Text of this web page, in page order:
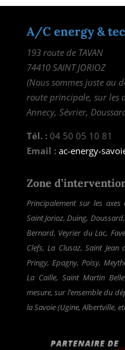
A/C energy &
193 route de TAVAN
74410 SAINT JORIOZ
(Nous sommes juste au
route principale, sur les
Annecy, Sévrier,
Tél. : 04 50 05 10 81
Email : ac-energy-
Zone
Principalement sur les axes
Saint Jorioz, Duing,
Bernard, Veyrier du Lac,
Clefs, La Clusaz, Saint Jean
Pringy, Epagny, Poisy,
La Caille, Saint Martin
mesure, sur l’ensemble du
la Savoie (Ugine, Albertville,